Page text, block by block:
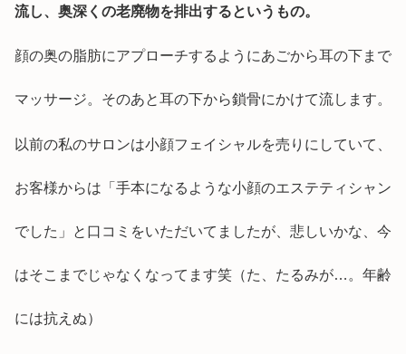
流し、奥深くの老廃物を排出するというもの。
顔の奥の脂肪にアプローチするようにあごから耳の下まで
マッサージ。そのあと耳の下から鎖骨にかけて流します。
以前の私のサロンは小顔フェイシャルを売りにしていて、
お客様からは「手本になるような小顔のエステティシャン
でした」と口コミをいただいてましたが、悲しいかな、今
はそこまでじゃなくなってます笑（た、たるみが…。年齢
には抗えぬ）